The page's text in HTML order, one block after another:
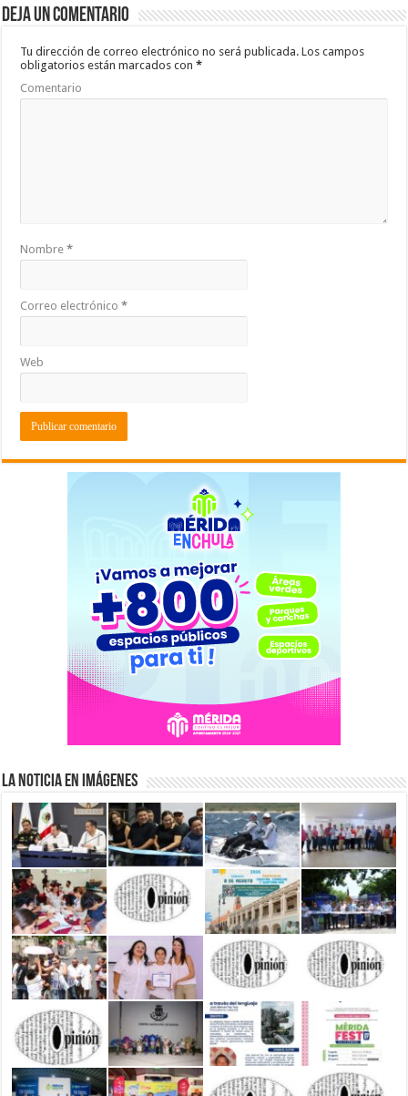
o
o
k
p
p
ar
ti
Deja un comentario
Tu dirección de correo electrónico no será publicada. Los campos
obligatorios están marcados con*
Comentario
Nombre*
Correo electrónico*
Web
La Noticia en Imágenes